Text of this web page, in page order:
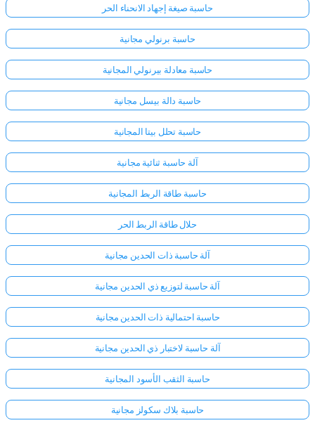
توجد
أسئلة
بعد
سؤالك
حاسبة صيغة إجهاد الانحناء الحر
حاسبة برنولي مجانية
حاسبة معادلة بيرنولي المجانية
حاسبة دالة بيسل مجانية
حاسبة تحلل بيتا المجانية
آلة حاسبة ثنائية مجانية
حاسبة طاقة الربط المجانية
حلال طاقة الربط الحر
آلة حاسبة ذات الحدين مجانية
آلة حاسبة لتوزيع ذي الحدين مجانية
حاسبة احتمالية ذات الحدين مجانية
آلة حاسبة لاختبار ذي الحدين مجانية
حاسبة الثقب الأسود المجانية
حاسبة بلاك سكولز مجانية